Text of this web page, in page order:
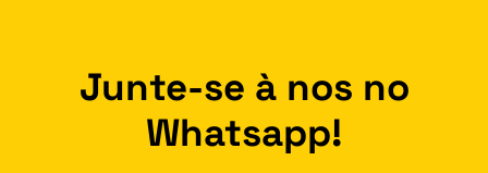
Junte-se à nos no
Whatsapp!